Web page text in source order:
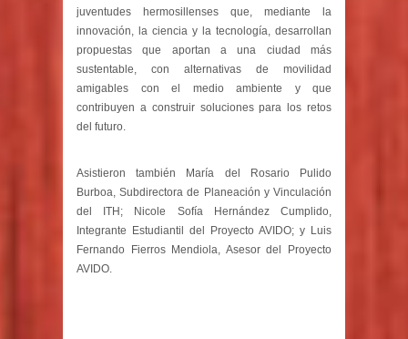
juventudes hermosillenses que, mediante la
innovación, la ciencia y la tecnología, desarrollan
propuestas que aportan a una ciudad más
sustentable, con alternativas de movilidad
amigables con el medio ambiente y que
contribuyen a construir soluciones para los retos
del futuro.
Asistieron también María del Rosario Pulido
Burboa, Subdirectora de Planeación y Vinculación
del ITH; Nicole Sofía Hernández Cumplido,
Integrante Estudiantil del Proyecto AVIDO; y Luis
Fernando Fierros Mendiola, Asesor del Proyecto
AVIDO.